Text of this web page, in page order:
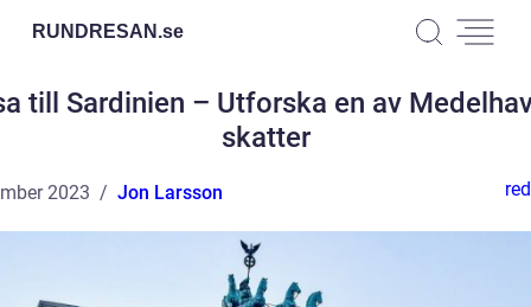
RUNDRESAN.se
till Sardinien – Utforska en av
skatter
2023 Jon Larsson